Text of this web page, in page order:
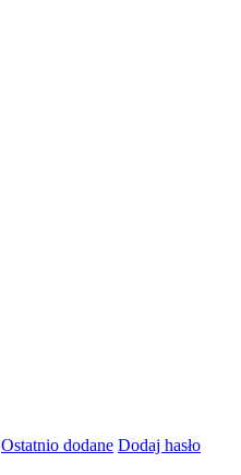
Ostatnio dodane Dodaj hasło